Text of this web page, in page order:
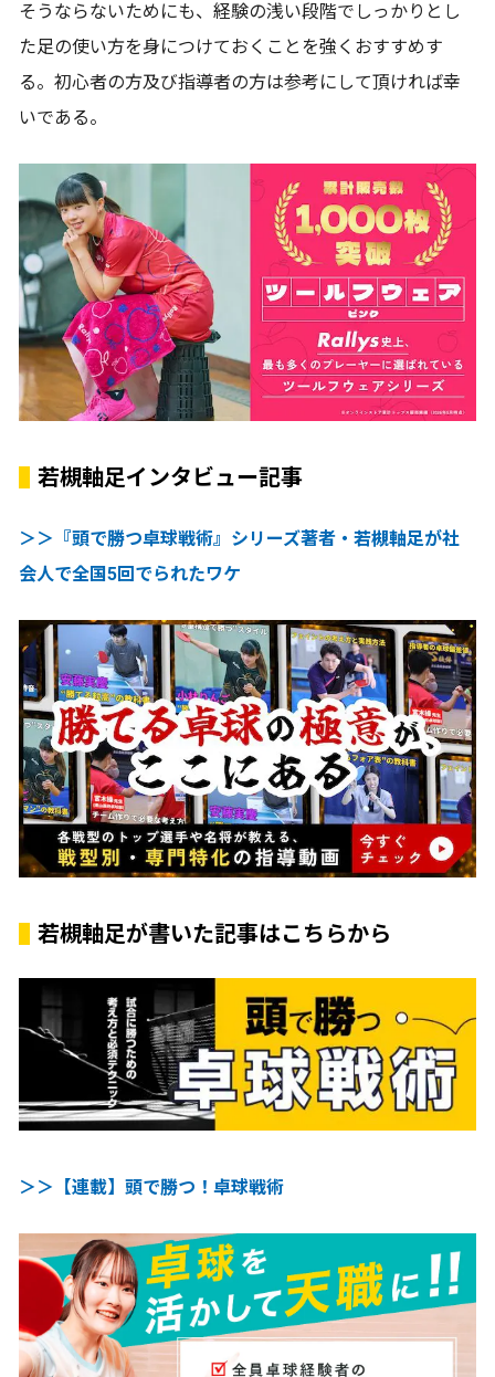
そうならないためにも、経験の浅い段階でしっかりとし
た足の使い方を身につけておくことを強くおすすめす
る。初心者の方及び指導者の方は参考にして頂ければ幸
いである。
若槻軸足インタビュー記事
＞＞『頭で勝つ卓球戦術』シリーズ著者・若槻軸足が社
会人で全国5回でられたワケ
若槻軸足が書いた記事はこちらから
＞＞【連載】頭で勝つ！卓球戦術